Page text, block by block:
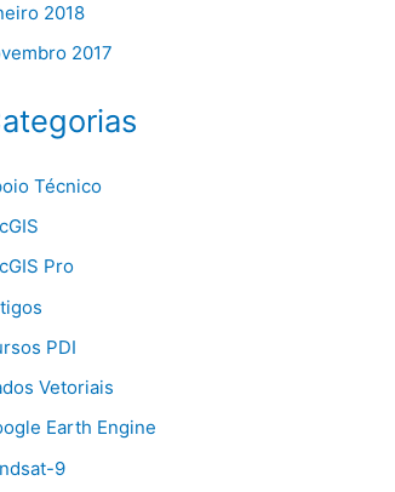
2018
2017
Técnico
Pro
PDI
Vetoriais
Earth Engine
9